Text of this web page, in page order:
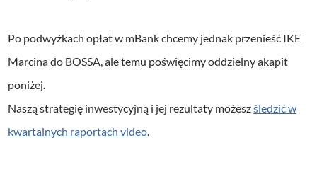
Po podwyżkach opłat w mBank chcemy jednak przenieść IKE
Marcina do BOSSA, ale temu poświęcimy oddzielny akapit
poniżej.
Naszą strategię inwestycyjną i jej rezultaty możeszśledzić w
kwartalnych raportach video.